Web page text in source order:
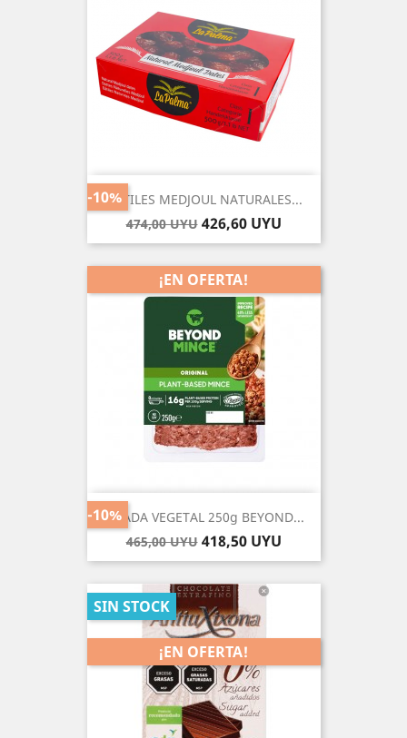
DATILES MEDJOUL NATURALES...
Precio
base
474,00 UYU
-10%
Precio
426,60 UYU
PICADA VEGETAL 250g BEYOND...
Precio
base
465,00 UYU
-10%
Precio
418,50 UYU
¡EN OFERTA!
SIN STOCK
¡EN OFERTA!